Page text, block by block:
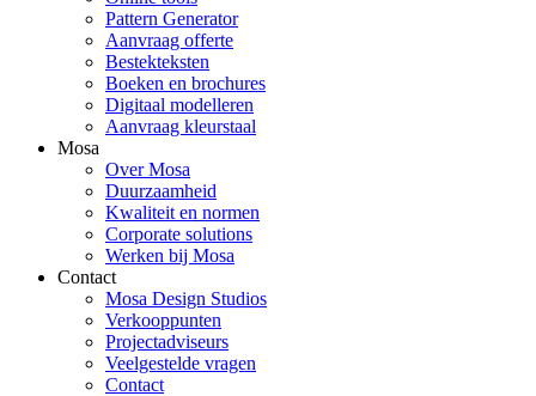
Pattern Generator
Aanvraag offerte
Bestekteksten
Boeken en brochures
Digitaal modelleren
Aanvraag kleurstaal
Mosa
Over Mosa
Duurzaamheid
Kwaliteit en normen
Corporate solutions
Werken bij Mosa
Contact
Mosa Design Studios
Verkooppunten
Projectadviseurs
Veelgestelde vragen
Contact